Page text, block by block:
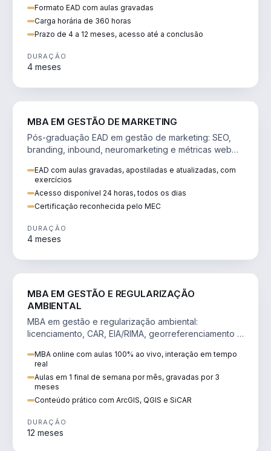
Formato EAD com aulas gravadas
Carga horária de 360 horas
Prazo de 4 a 12 meses, acesso até a conclusão
DURAÇÃO
4 meses
MBA EM GESTÃO DE MARKETING
Pós-graduação EAD em gestão de marketing: SEO,
branding, inbound, neuromarketing e métricas web
EAD com aulas gravadas, apostiladas e atualizadas, com
exercícios
Acesso disponível 24 horas, todos os dias
Certificação reconhecida pelo MEC
DURAÇÃO
4 meses
MBA EM GESTÃO E REGULARIZAÇÃO
AMBIENTAL
MBA em gestão e regularização ambiental:
licenciamento, CAR, EIA/RIMA, georreferenciamento e
MBA online com aulas 100% ao vivo, interação em tempo
real
Aulas em 1 final de semana por mês, gravadas por 3
meses
Conteúdo prático com ArcGIS, QGIS e SiCAR
DURAÇÃO
12 meses